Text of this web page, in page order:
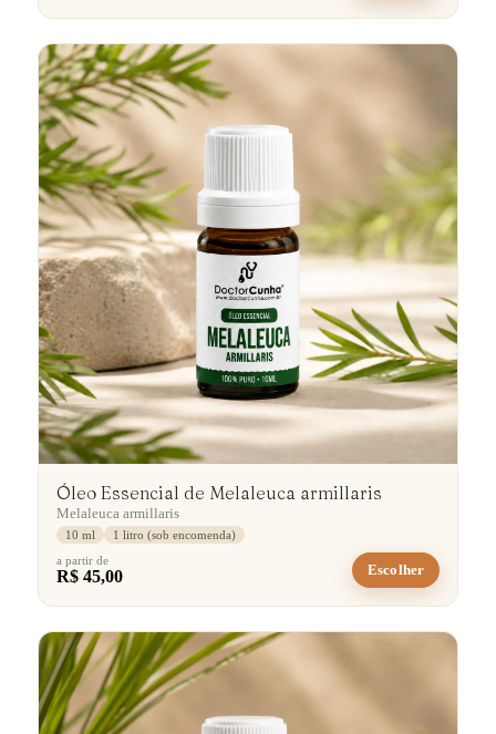
Óleo Essencial de Melaleuca armillaris
Melaleuca armillaris
10 ml
1 litro (sob encomenda)
a partir de
R$ 45,00 Escolher